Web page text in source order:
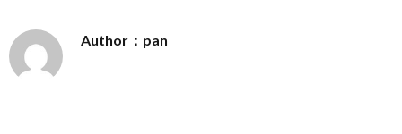
Author：pan